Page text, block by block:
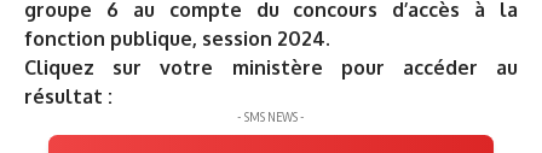
groupe 6 au compte du concours d’accès à la
fonction publique, session 2024.
Cliquez sur votre ministère pour accéder au
résultat :
- SMS NEWS -